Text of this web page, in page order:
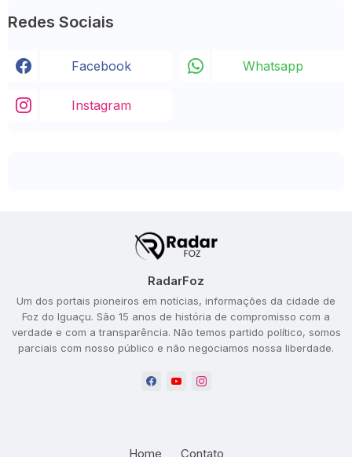
Redes Sociais
Facebook Whatsapp
Instagram
RadarFoz
Um dos portais pioneiros em notícias, informações da cidade de
Foz do Iguaçu. São 15 anos de história de compromisso com a
verdade e com a transparência. Não temos partido político, somos
parciais com nosso público e não negociamos nossa liberdade.
Home Contato